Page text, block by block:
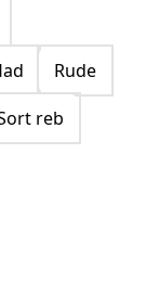
Rude
reb